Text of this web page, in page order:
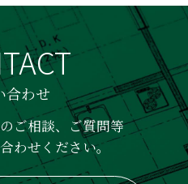
合わせ
ご相談、ご質問等
わせください。